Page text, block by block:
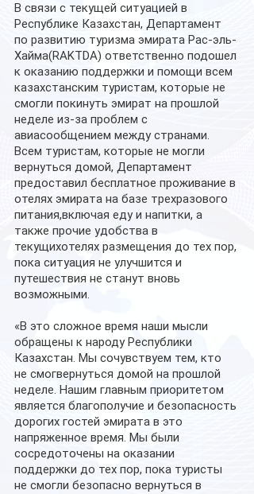
В связи с текущей ситуацией в
Республике Казахстан, Департамент
по развитию туризма эмирата Рас-эль-
Хайма(RAKTDA) ответственно подошел
к оказанию поддержки и помощи всем
казахстанским туристам, которые не
смогли покинуть эмират на прошлой
неделе из-за проблем с
авиасообщением между странами.
Всем туристам, которые не могли
вернуться домой, Департамент
предоставил бесплатное проживание в
отелях эмирата на базе трехразового
питания,включая еду и напитки, а
также прочие удобства в
текущихотелях размещения до тех пор,
пока ситуация не улучшится и
путешествия не станут вновь
возможными.
«В это сложное время наши мысли
обращены к народу Республики
Казахстан. Мы сочувствуем тем, кто
не смогвернуться домой на прошлой
неделе. Нашим главным приоритетом
является благополучие и безопасность
дорогих гостей эмирата в это
напряженное время. Мы были
сосредоточены на оказании
поддержки до тех пор, пока туристы
не смогли безопасно вернуться в